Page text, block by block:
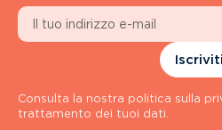
Iscriviti
Consulta la nostra politica sulla
trattamento dei tuoi dati.